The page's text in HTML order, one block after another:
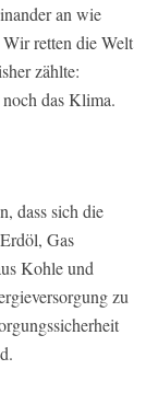
an wie
retten die Welt
zählte:
das Klima.
dass sich die
Gas
Kohle und
zu